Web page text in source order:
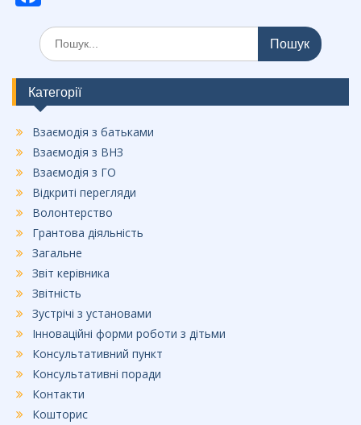
ac
e
b
o
o
k
Шукати:
Категорії
Взаємодія з батьками
Взаємодія з ВНЗ
Взаємодія з ГО
Відкриті перегляди
Волонтерство
Грантова діяльність
Загальне
Звіт керівника
Звітність
Зустрічі з установами
Інноваційні форми роботи з дітьми
Консультативний пункт
Консультативні поради
Контакти
Кошторис